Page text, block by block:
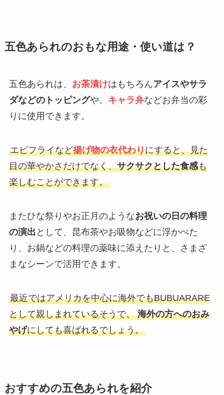
五色あられのおもな用途・使い道は？
五色あられは、 お茶漬けはもちろんアイスやサラ
ダなどのトッピングや、 キャラ弁などお弁当の彩
りに使用できます。
エビフライなど揚げ物の衣代わりにすると、見た
目の華やかさだけでなく、サクサクとした食感も
楽しむことができます。
またひな祭りやお正月のようなお祝いの日の料理
の演出 として、昆布茶やお吸物などに浮かべた
り、お鍋などの料理の薬味に添えたりと、さまざ
まなシーンで活用できます。
最近ではアメリカを中心に海外でもBUBUARARE
として親しまれているそうで、海外の方へのおみ
やげにしても喜ばれるでしょう。
おすすめの五色あられを紹介